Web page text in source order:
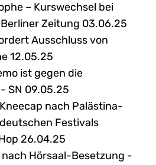
– Kurswechsel bei
Zeitung 03.06.25
Ausschluss von
12.05.25
ist gegen die
SN 09.05.25
nach Palästina-
Festivals
26.04.25
nach Hörsaal-Besetzung -